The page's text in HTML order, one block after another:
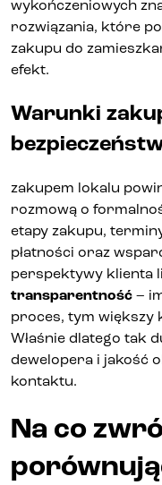
wykończeniowych
rozwiązania, które
zakupu do
efekt.
Warunki
zakupem lokalu
rozmową o
etapy zakupu,
płatności oraz
perspektywy klienta
transparentność –
proces, tym większy
Właśnie dlatego tak
dewelopera i jakość
kontaktu.
Na co